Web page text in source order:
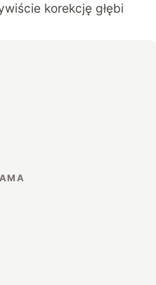
korekcję głębi